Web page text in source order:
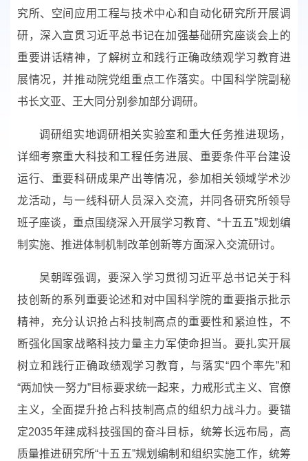
究所、空间应用工程与技术中心和自动化研究所开展调
研，深入宣贯习近平总书记在加强基础研究座谈会上的
重要讲话精神，了解树立和践行正确政绩观学习教育进
展情况，并推动院党组重点工作落实。中国科学院副秘
书长文亚、王大同分别参加部分调研。
调研组实地调研相关实验室和重大任务推进现场，
详细考察重大科技和工程任务进展、重要条件平台建设
运行、重要科研成果产出等情况，参加相关领域学术沙
龙活动，与一线科研人员深入交流，并同各研究所领导
班子座谈，重点围绕深入开展学习教育、“十五五”规划编
制实施、推进体制机制改革创新等方面深入交流研讨。
吴朝晖强调，要深入学习贯彻习近平总书记关于科
技创新的系列重要论述和对中国科学院的重要指示批示
精神，充分认识抢占科技制高点的重要性和紧迫性，不
断强化国家战略科技力量主力军使命担当。要扎实开展
树立和践行正确政绩观学习教育，与落实“四个率先”和
“两加快一努力”目标要求统一起来，力戒形式主义、官僚
主义，全面提升抢占科技制高点的组织力战斗力。要锚
定2035年建成科技强国的奋斗目标，统筹长远布局，高
质量推进研究所“十五五”规划编制和组织实施工作，统筹